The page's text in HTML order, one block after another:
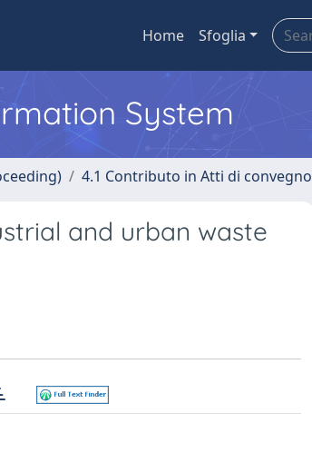
Home Sfoglia
System
4.1 Contributo in Atti di convegno
and urban waste